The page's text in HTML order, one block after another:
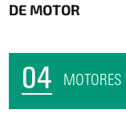
DE MOTOR
04